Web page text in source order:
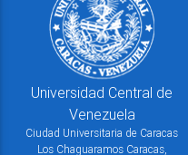
Universidad Central de
Venezuela
Ciudad Universitaria de Caracas
Los Chaguaramos Caracas,